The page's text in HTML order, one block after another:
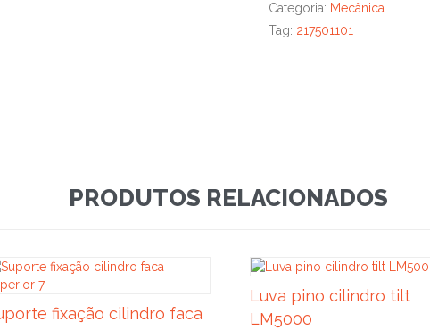
Categoria: Mecânica
Tag: 217501101
PRODUTOS RELACIONADOS
fixação cilindro faca
Luva pino cilindro tilt
LM5000